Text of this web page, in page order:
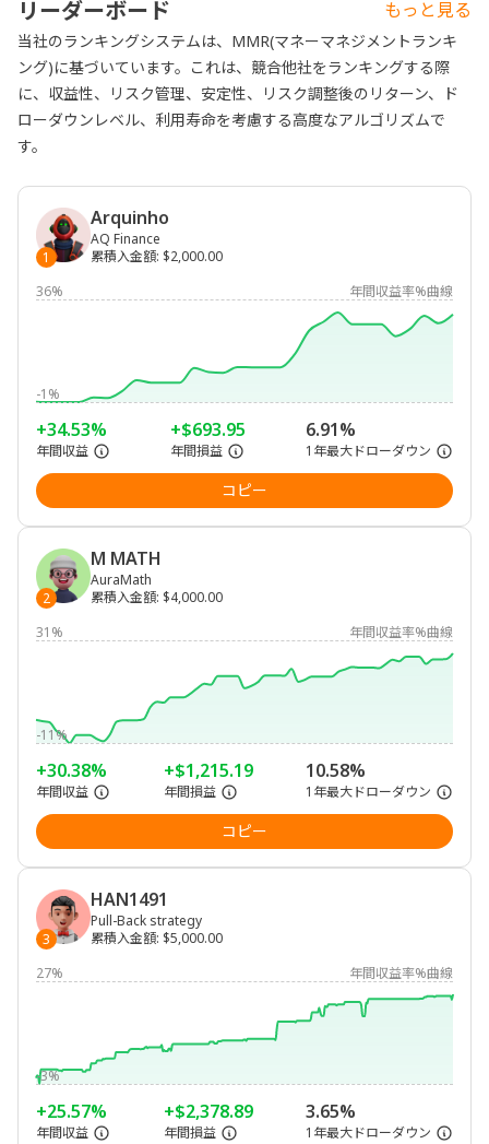
リーダーボード もっと見る
当社のランキングシステムは、MMR(マネーマネジメントランキ
ング)に基づいています。これは、競合他社をランキングする際
に、収益性、リスク管理、安定性、リスク調整後のリターン、ド
ローダウンレベル、利用寿命を考慮する高度なアルゴリズムで
す。
1
Arquinho
AQ Finance
累積入金額: $2,000.00
36%
年間収益率%曲線
-1%
+34.53%
年間収益
+$693.95
年間損益
6.91%
1年最大ドローダウン
コピー
2
M MATH
AuraMath
累積入金額: $4,000.00
31%
年間収益率%曲線
-11%
+30.38%
年間収益
+$1,215.19
年間損益
10.58%
1年最大ドローダウン
コピー
3
HAN1491
Pull-Back strategy
累積入金額: $5,000.00
27%
年間収益率%曲線
-3%
+25.57%
年間収益
+$2,378.89
年間損益
3.65%
1年最大ドローダウン